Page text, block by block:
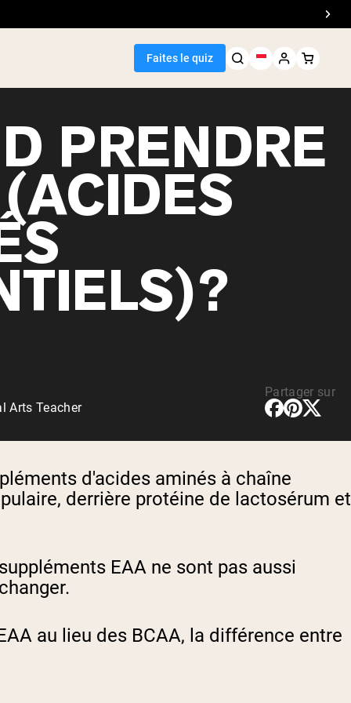
Faites le quiz
Meilleure Vente
pois
PRENDRE
Arts Teacher
Partager sur
d'acides aminés à chaîne
derrière protéine de lactosérum et
EAA ne sont pas aussi
au lieu des BCAA, la différence entre